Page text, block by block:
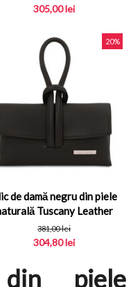
Soft
305,00lei
20%
de damă negru din piele
Tuscany Leather
381,00 lei
304,80lei
piele